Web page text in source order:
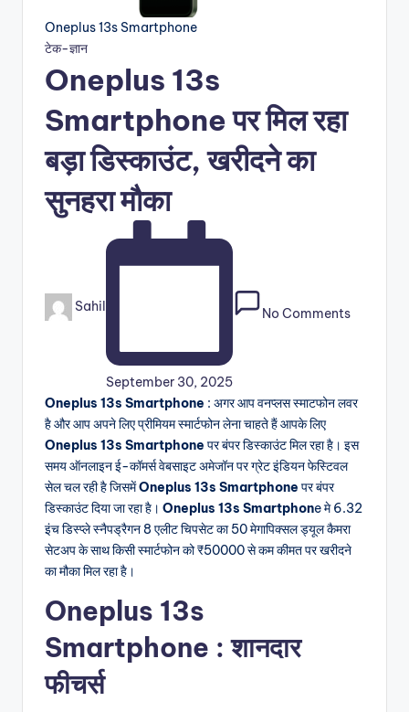
Oneplus 13s Smartphone
Posted
in
टेक-ज्ञान
Oneplus 13s
Smartphone पर मिल रहा
बड़ा डिस्काउंट, खरीदने का
सुनहरा मौका
Posted
by
Sahil
September 30, 2025
No Comments
Oneplus 13s Smartphone : अगर आप वनप्लस स्माटफोन लवर
है और आप अपने लिए प्रीमियम स्मार्टफोन लेना चाहते हैं आपके लिए
Oneplus 13s Smartphone पर बंपर डिस्काउंट मिल रहा है। इस
समय ऑनलाइन ई-कॉमर्स वेबसाइट अमेजॉन पर ग्रेट इंडियन फेस्टिवल
सेल चल रही है जिसमेंOneplus 13s Smartphone पर बंपर
डिस्काउंट दिया जा रहा है। Oneplus 13s Smartphone मे 6.32
इंच डिस्प्ले स्नैपड्रैगन 8 एलीट चिपसेट का 50 मेगापिक्सल ड्यूल कैमरा
सेटअप के साथ किसी स्मार्टफोन को ₹50000 से कम कीमत पर खरीदने
का मौका मिल रहा है।
Oneplus 13s
Smartphone : शानदार
फीचर्स